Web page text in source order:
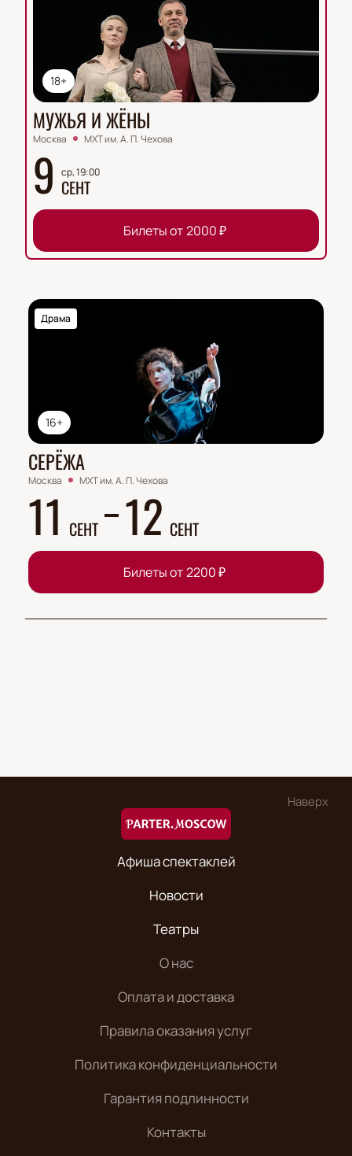
18+
МУЖЬЯ И ЖЁНЫ
Москва МХТ им. А. П. Чехова
9 ср, 19:00
СЕНТ
Билеты от 2000₽
16+
Драма
СЕРЁЖА
Москва МХТ им. А. П. Чехова
11 СЕНТ 12 СЕНТ
Билеты от2200₽
Наверх
Афиша спектаклей
Новости
Театры
О нас
Оплата и доставка
Правила оказания услуг
Политика конфиденциальности
Гарантия подлинности
Контакты